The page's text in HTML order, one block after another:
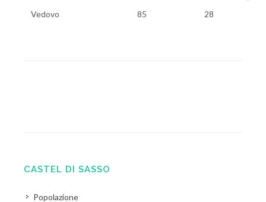
Vedovo 85 28
CASTEL DI SASSO
Popolazione